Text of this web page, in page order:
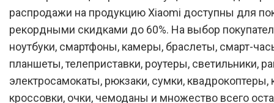
распродажи на продукцию Xiaomi доступны для
рекордными скидками до 60%. На выбор
ноутбуки, смартфоны, камеры, браслеты, смарт-
планшеты, телеприставки, роутеры, светильники,
электросамокаты, рюкзаки, сумки, квадрокоптеры,
кроссовки, очки, чемоданы и множество всего